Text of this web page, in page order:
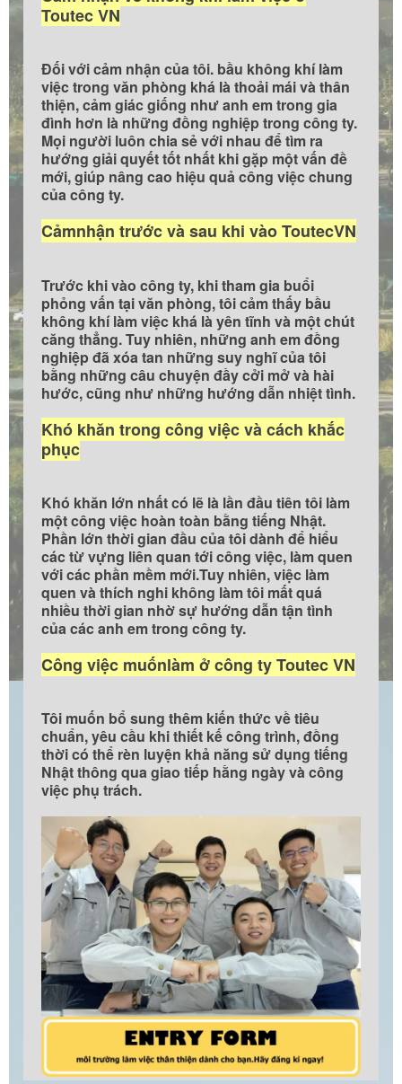
Toutec VN
Đối với cảm nhận của tôi. bầu không khí làm
việc trong văn phòng khá là thoải mái và thân
thiện, cảm giác giống như anh em trong gia
đình hơn là những đồng nghiệp trong công ty.
Mọi người luôn chia sẻ với nhau để tìm ra
hướng giải quyết tốt nhất khi gặp một vấn đề
mới, giúp nâng cao hiệu quả công việc chung
của công ty.
Cảmnhận trước và sau khi vào ToutecVN
Trước khi vào công ty, khi tham gia buổi
phỏng vấn tại văn phòng, tôi cảm thấy bầu
không khí làm việc khá là yên tĩnh và một chút
căng thẳng. Tuy nhiên, những anh em đồng
nghiệp đã xóa tan những suy nghĩ của tôi
bằng những câu chuyện đầy cởi mở và hài
hước, cũng như những hướng dẫn nhiệt tình.
Khó khăn trong công việc và cách khắc
phục
Khó khăn lớn nhất có lẽ là lần đầu tiên tôi làm
một công việc hoàn toàn bằng tiếng Nhật.
Phần lớn thời gian đầu của tôi dành để hiểu
các từ vựng liên quan tới công việc, làm quen
với các phần mềm mới.Tuy nhiên, việc làm
quen và thích nghi không làm tôi mất quá
nhiều thời gian nhờ sự hướng dẫn tận tình
của các anh em trong công ty.
Công việc muốnlàm ở công ty Toutec VN
Tôi muốn bổ sung thêm kiến thức về tiêu
chuẩn, yêu cầu khi thiết kế công trình, đồng
thời có thể rèn luyện khả năng sử dụng tiếng
Nhật thông qua giao tiếp hằng ngày và công
việc phụ trách.